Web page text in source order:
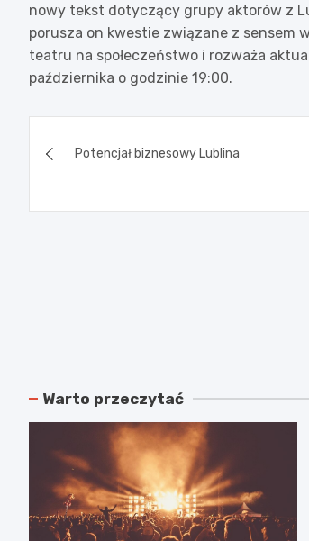
nowy tekst dotyczący grupy aktorów z
porusza on kwestie związane z sensem
teatru na społeczeństwo i rozważa
października o godzinie 19:00.
wpisuPotencjał biznesowy Lublina
Warto przeczytać